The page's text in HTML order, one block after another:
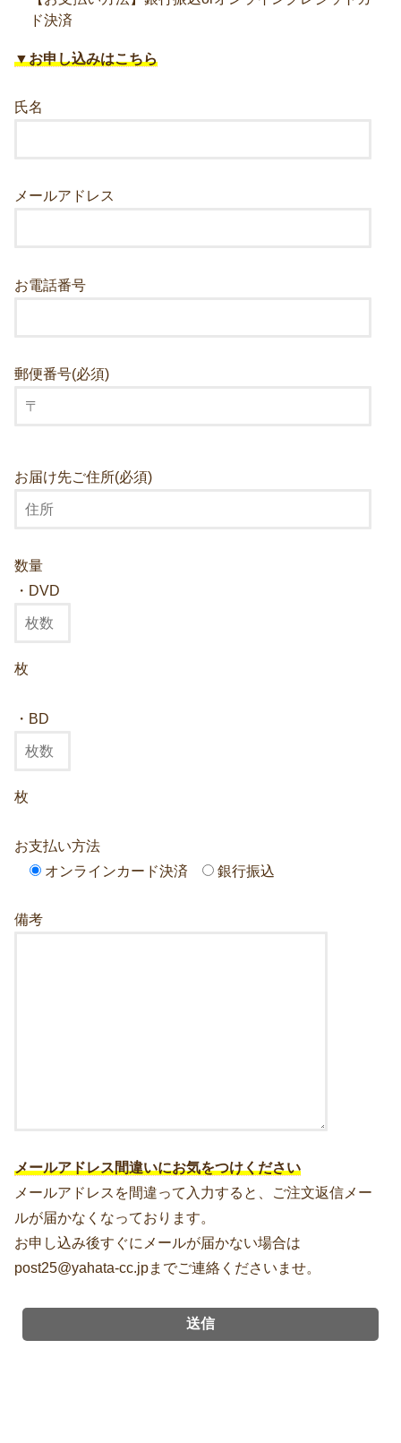
ド決済
▼お申し込みはこちら
氏名
メールアドレス
お電話番号
郵便番号(必須)
お届け先ご住所(必須)
数量
・DVD
枚
・BD
枚
お支払い方法
オンラインカード決済
銀行振込
備考
メールアドレス間違いにお気をつけください
メールアドレスを間違って入力すると、ご注文返信メー
ルが届かなくなっております。
お申し込み後すぐにメールが届かない場合は
post25@yahata-cc.jpまでご連絡くださいませ。